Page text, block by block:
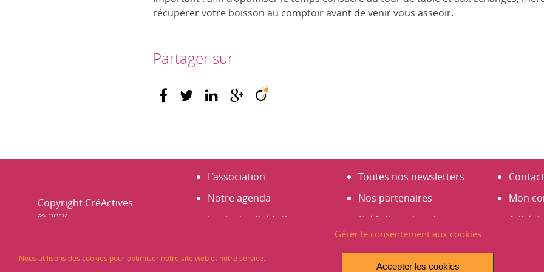
Gérer le consentement aux cookies
Nous utilisons des cookies pour optimiser notre site web et notre service.
Accepter les cookies
récupérer votre boisson au comptoir avant de venir vous asseoir.
Partager sur
Copyright CréActives
© 2026
L’association
Notre agenda
La vie des CréActives
Nos membres
Toutes nos newsletters
Nos partenaires
CréActives dans les
médias
Espace presse
Contact
Mon
Créer